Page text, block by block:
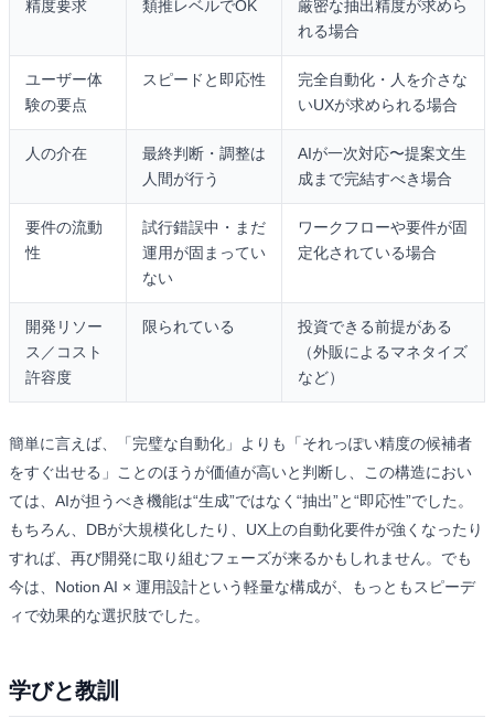
精度要求 類推レベルでOK
厳密な抽出精度が求めら
れる場合
ユーザー体
験の要点
スピードと即応性
完全自動化・人を介さな
いUXが求められる場合
人の介在
最終判断・調整は
人間が行う
AIが一次対応〜提案文生
成まで完結すべき場合
要件の流動
性
試行錯誤中・まだ
運用が固まってい
ない
ワークフローや要件が固
定化されている場合
開発リソー
ス／コスト
許容度
限られている
投資できる前提がある
（外販によるマネタイズ
など）
簡単に言えば、「完璧な自動化」よりも「それっぽい精度の候補者
をすぐ出せる」ことのほうが価値が高いと判断し、この構造におい
ては、AIが担うべき機能は“生成”ではなく“抽出”と“即応性”でした。
もちろん、DBが大規模化したり、UX上の自動化要件が強くなったり
すれば、再び開発に取り組むフェーズが来るかもしれません。でも
今は、Notion AI × 運用設計という軽量な構成が、もっともスピーデ
ィで効果的な選択肢でした。
学びと教訓